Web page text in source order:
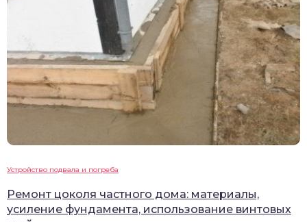
Устройство подвала и погреба
Ремонт цоколя частного дома: материалы,
усиление фундамента, использование винтовых